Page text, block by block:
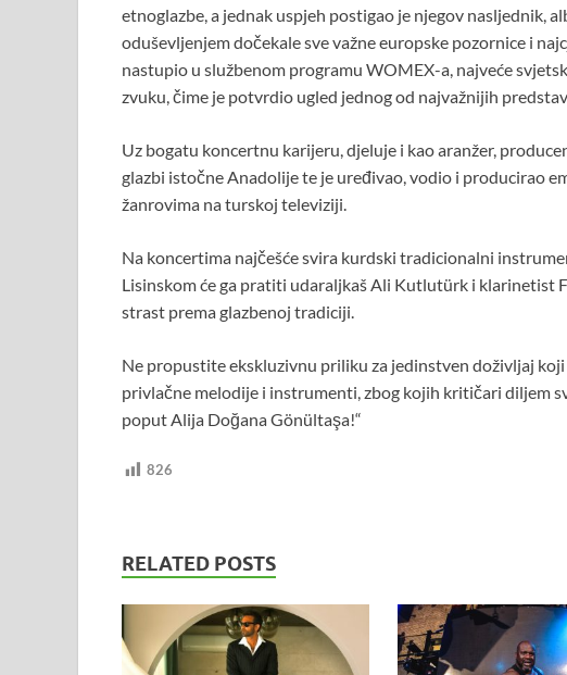
etnoglazbe, a jednak uspjeh postigao je njegov nasljednik,
oduševljenjem dočekale sve važne europske pozornice i
nastupio u službenom programu WOMEX-a, najveće
zvuku, čime je potvrdio ugled jednog od najvažnijih
Uz bogatu koncertnu karijeru, djeluje i kao aranžer,
glazbi istočne Anadolije te je uređivao, vodio i producirao
žanrovima na turskoj televiziji.
Na koncertima najčešće svira kurdski tradicionalni
Lisinskom će ga pratiti udaraljkaš Ali Kutlutürk i klarinetist
strast prema glazbenoj tradiciji.
Ne propustite ekskluzivnu priliku za jedinstven doživljaj
privlačne melodije i instrumenti, zbog kojih kritičari diljem
poput Alija Doğana Gönültaşa!“
826
RELATED POSTS